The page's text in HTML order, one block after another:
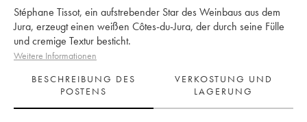
Stéphane Tissot, ein aufstrebender Star des Weinbaus aus dem
Jura, erzeugt einen weißen Côtes-du-Jura, der durch seine Fülle
und cremige Textur besticht.
Weitere Informationen
BESCHREIBUNG DES
POSTENS
VERKOSTUNG UND
LAGERUNG